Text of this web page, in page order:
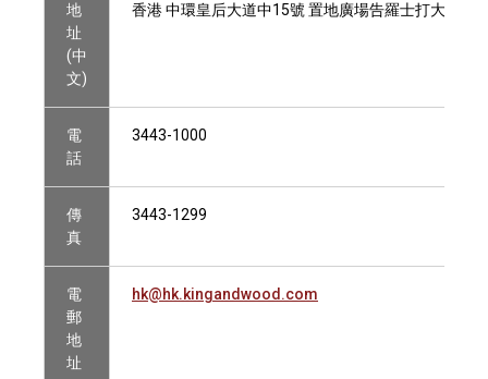
地
址
(中
文)
香港 中環皇后大道中15號 置地廣場告羅士打大廈13
電
話
3443-1000
傳
真
3443-1299
電
郵
地
址
hk@hk.kingandwood.com